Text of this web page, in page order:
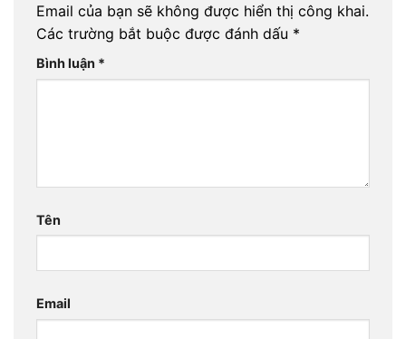
Email của bạn sẽ không được hiển thị công khai.
Các trường bắt buộc được đánh dấu *
Bình luận *
Tên
Email